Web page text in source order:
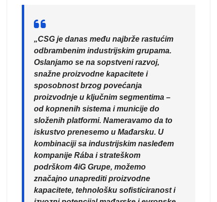
„CSG je danas među najbrže rastućim
odbrambenim industrijskim grupama.
Oslanjamo se na sopstveni razvoj,
snažne proizvodne kapacitete i
sposobnost brzog povećanja
proizvodnje u ključnim segmentima –
od kopnenih sistema i municije do
složenih platformi. Nameravamo da to
iskustvo prenesemo u Mađarsku. U
kombinaciji sa industrijskim nasleđem
kompanije Rába i strateškom
podrškom 4iG Grupe, možemo
značajno unaprediti proizvodne
kapacitete, tehnološku sofisticiranost i